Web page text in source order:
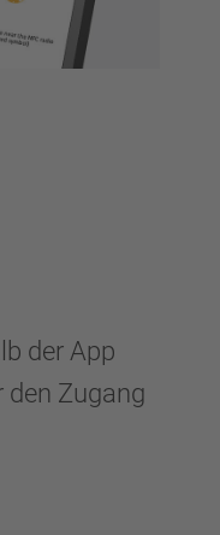
der App
den Zugang